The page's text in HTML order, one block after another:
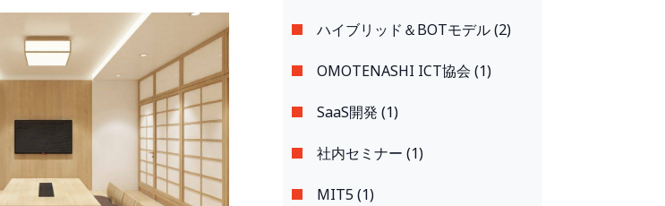
ハイブリッド＆BOTモデル (2)
OMOTENASHI ICT協会 (1)
SaaS開発 (1)
社内セミナー (1)
MIT5 (1)